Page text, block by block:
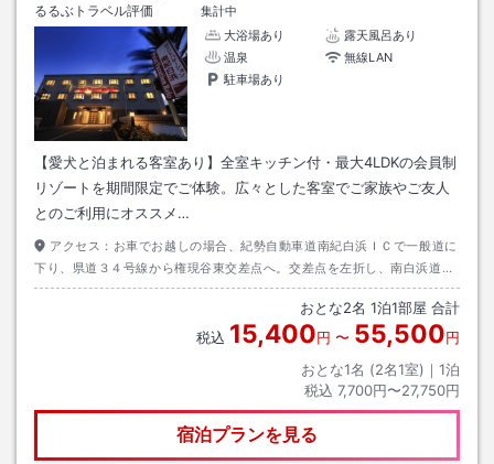
るるぶトラベル評価
集計中
大浴場あり
露天風呂あり
温泉
無線LAN
駐車場あり
【愛犬と泊まれる客室あり】全室キッチン付・最大4LDKの会員制
リゾートを期間限定でご体験。広々とした客室でご家族やご友人
とのご利用にオススメ…
アクセス： お車でお越しの場合、紀勢自動車道南紀白浜ＩＣで一般道に
下り、県道３４号線から権現谷東交差点へ。交差点を左折し、南白浜道路
を道なりに約１０分。
おとな2名 1泊1部屋 合計
税込 15,400円 〜 55,500円
おとな1名 (2名1室)｜ 1泊
税込 7,700円〜27,750円
宿泊プランを見る